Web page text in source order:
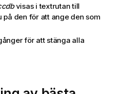
visas i textrutan till
på den för att ange den som
för att stänga alla